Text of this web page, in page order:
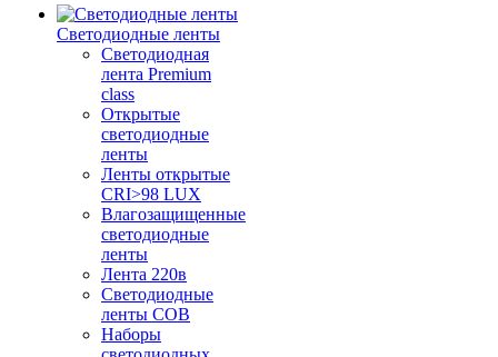
Светодиодные ленты
Светодиодная
лента Premium
class
Открытые
светодиодные
ленты
Ленты открытые
CRI>98 LUX
Влагозащищенные
светодиодные
ленты
Лента 220в
Светодиодные
ленты COB
Наборы